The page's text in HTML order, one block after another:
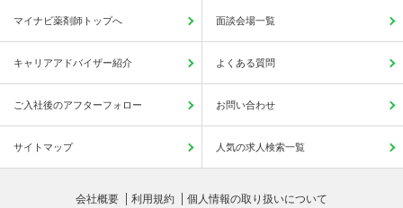
マイナビ薬剤師トップへ 面談会場一覧
キャリアアドバイザー紹介 よくある質問
ご入社後のアフターフォロー お問い合わせ
サイトマップ 人気の求人検索一覧
会社概要 利用規約 個人情報の取り扱いについて